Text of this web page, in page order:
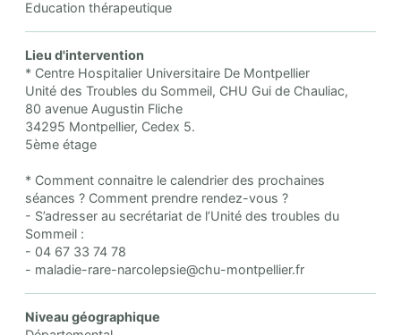
Education thérapeutique
Lieu d'intervention
* Centre Hospitalier Universitaire De Montpellier
Unité des Troubles du Sommeil, CHU Gui de Chauliac,
80 avenue Augustin Fliche
34295 Montpellier, Cedex 5.
5ème étage
* Comment connaitre le calendrier des prochaines
séances ? Comment prendre rendez-vous ?
- S’adresser au secrétariat de l’Unité des troubles du
Sommeil :
- 04 67 33 74 78
- maladie-rare-narcolepsie@chu-montpellier.fr
Niveau géographique